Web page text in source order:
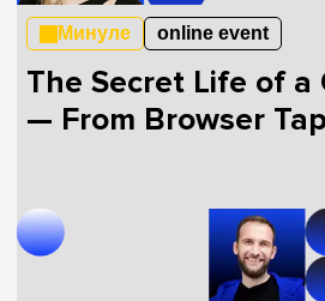
Минуле online event
The Secret Life of a
— From Browser